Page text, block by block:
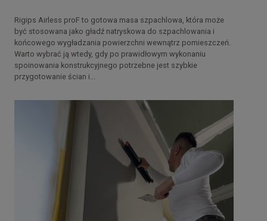
Rigips Airless proF to gotowa masa szpachlowa, która może
być stosowana jako gładź natryskowa do szpachlowania i
końcowego wygładzania powierzchni wewnątrz pomieszczeń.
Warto wybrać ją wtedy, gdy po prawidłowym wykonaniu
spoinowania konstrukcyjnego potrzebne jest szybkie
przygotowanie ścian i...